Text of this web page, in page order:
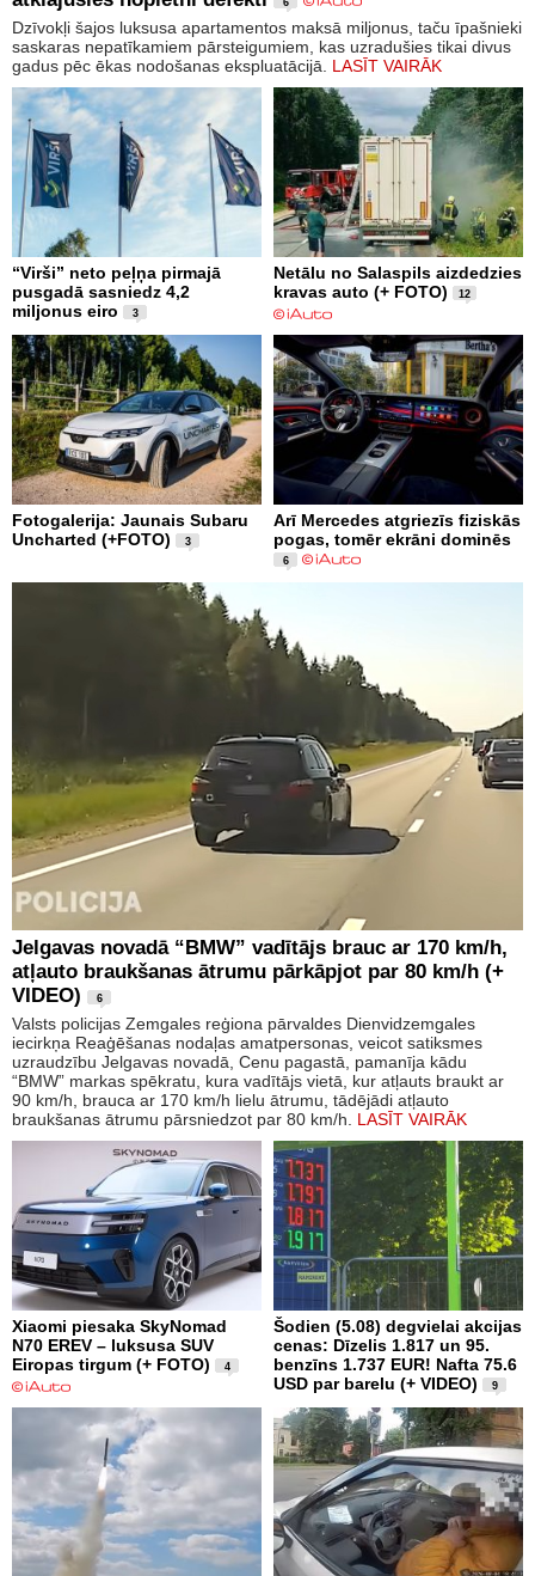
Dzīvokļi šajos luksusa apartamentos maksā miljonus, taču īpašnieki
saskaras nepatīkamiem pārsteigumiem, kas uzradušies tikai divus
gadus pēc ēkas nodošanas ekspluatācijā. LASĪT VAIRĀK
“Virši” neto peļņa pirmajā
pusgadā sasniedz 4,2
miljonus eiro
3
Netālu no Salaspils aizdedzies
kravas auto (+ FOTO)
12
Fotogalerija: Jaunais Subaru
Uncharted (+FOTO)
3
Arī Mercedes atgriezīs fiziskās
pogas, tomēr ekrāni dominēs
6
Jelgavas novadā “BMW” vadītājs brauc ar 170 km/h,
atļauto braukšanas ātrumu pārkāpjot par 80 km/h (+
VIDEO)
6
Valsts policijas Zemgales reģiona pārvaldes Dienvidzemgales
iecirkņa Reaģēšanas nodaļas amatpersonas, veicot satiksmes
uzraudzību Jelgavas novadā, Cenu pagastā, pamanīja kādu
“BMW” markas spēkratu, kura vadītājs vietā, kur atļauts braukt ar
90 km/h, brauca ar 170 km/h lielu ātrumu, tādējādi atļauto
braukšanas ātrumu pārsniedzot par 80 km/h. LASĪT VAIRĀK
Xiaomi piesaka SkyNomad
N70 EREV – luksusa SUV
Eiropas tirgum (+ FOTO)
4
Šodien (5.08) degvielai akcijas
cenas: Dīzelis 1.817 un 95.
benzīns 1.737 EUR! Nafta 75.6
USD par barelu (+ VIDEO)
9